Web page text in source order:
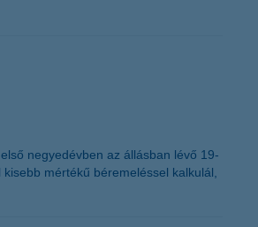
negyedévben az állásban lévő 19-
mértékű béremeléssel kalkulál,